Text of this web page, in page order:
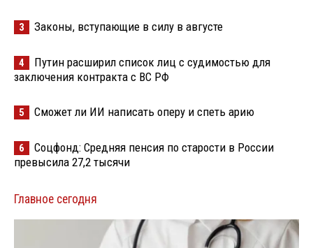
3 Законы, вступающие в силу в августе
4
Путин расширил список лиц с судимостью для
заключения контракта с ВС РФ
5 Сможет ли ИИ написать оперу и спеть арию
6
Соцфонд: Средняя пенсия по старости в России
превысила 27,2 тысячи
Главное сегодня